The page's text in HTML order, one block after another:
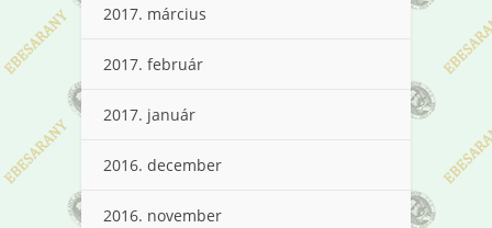
2017. március
2017. február
2017. január
2016. december
2016. november